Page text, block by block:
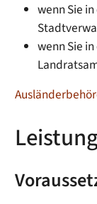
wenn Sie
wenn Sie